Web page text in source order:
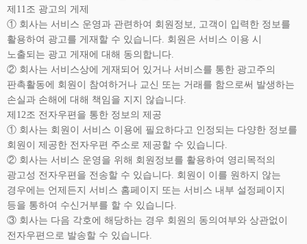
제11조 광고의 게제
① 회사는 서비스 운영과 관련하여 회원정보, 고객이 입력한 정보를
활용하여 광고를 게재할 수 있습니다. 회원은 서비스 이용 시
노출되는 광고 게재에 대해 동의합니다.
② 회사는 서비스상에 게재되어 있거나 서비스를 통한 광고주의
판촉활동에 회원이 참여하거나 교신 또는 거래를 함으로써 발생하는
손실과 손해에 대해 책임을 지지 않습니다.
제12조 전자우편을 통한 정보의 제공
① 회사는 회원이 서비스 이용에 필요하다고 인정되는 다양한 정보를
회원이 제공한 전자우편 주소로 제공할 수 있습니다.
② 회사는 서비스 운영을 위해 회원정보를 활용하여 영리목적의
광고성 전자우편을 전송할 수 있습니다. 회원이 이를 원하지 않는
경우에는 언제든지 서비스 홈페이지 또는 서비스 내부 설정페이지
등을 통하여 수신거부를 할 수 있습니다.
③ 회사는 다음 각호에 해당하는 경우 회원의 동의여부와 상관없이
전자우편으로 발송할 수 있습니다.